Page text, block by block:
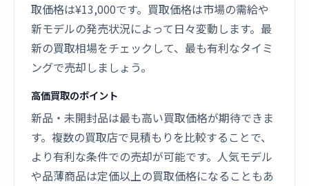
取価格は¥13,000です。買取価格は市場の需給や
新モデルの発売状況によって日々変動します。最
新の買取相場をチェックして、最も有利なタイミ
ングで売却しましょう。
高価買取のポイント
新品・未開封品は最も高い買取価格が期待できま
す。複数の買取店で見積もりを比較することで、
より有利な条件での売却が可能です。人気モデル
や品薄商品は定価以上の買取価格になることもあ